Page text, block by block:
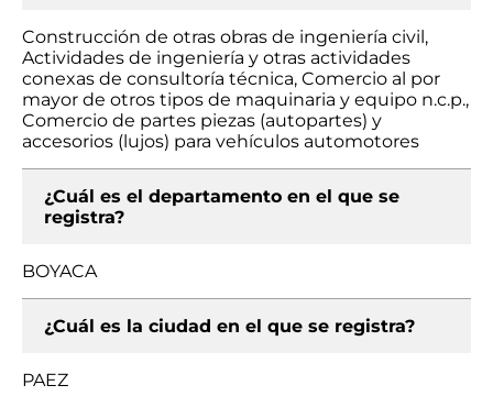
Construcción de otras obras de ingeniería civil,
Actividades de ingeniería y otras actividades
conexas de consultoría técnica, Comercio al por
mayor de otros tipos de maquinaria y equipo n.c.p.,
Comercio de partes piezas (autopartes) y
accesorios (lujos) para vehículos automotores
¿Cuál es el departamento en el que se
registra?
BOYACA
¿Cuál es la ciudad en el que se registra?
PAEZ